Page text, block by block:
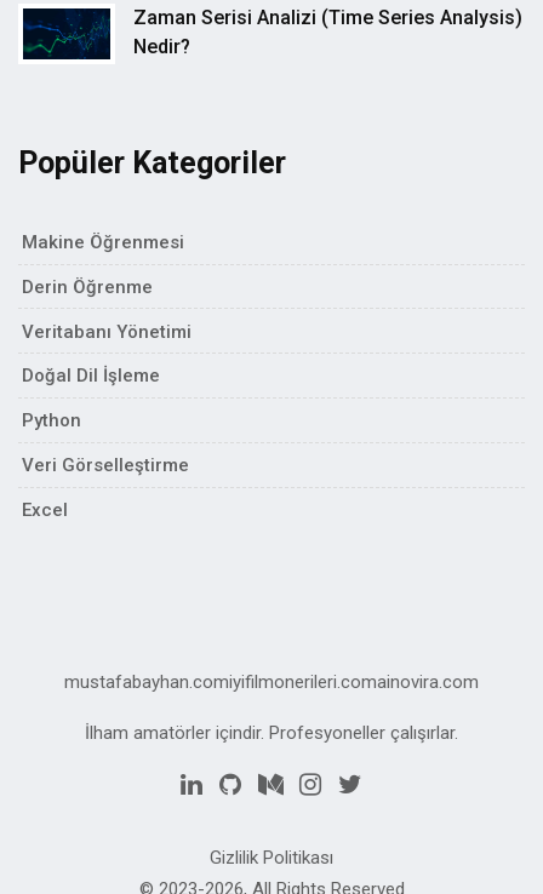
Zaman Serisi Analizi (Time Series Analysis)
Nedir?
Popüler Kategoriler
Makine Öğrenmesi
Derin Öğrenme
Veritabanı Yönetimi
Doğal Dil İşleme
Python
Veri Görselleştirme
Excel
mustafabayhan.comiyifilmonerileri.comainovira.com
İlham amatörler içindir. Profesyoneller çalışırlar.
Gizlilik Politikası